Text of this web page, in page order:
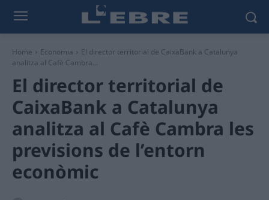
Home Economia
El director territorial de CaixaBank a Catalunya
analitza al Cafè Cambra...
El director territorial de
CaixaBank a Catalunya
analitza al Cafè Cambra les
previsions de l’entorn
econòmic